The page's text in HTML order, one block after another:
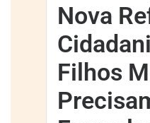
Nova
Filhos